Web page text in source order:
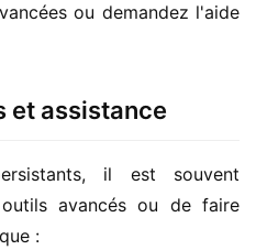
ou demandez l'aide
et assistance
il est souvent
avancés ou de faire
: